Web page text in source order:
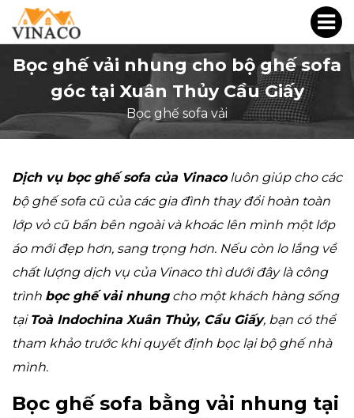
Bọc ghế vải nhung cho bộ ghế sofa
góc tại Xuân Thủy Cầu Giấy
Bọc ghế sofa vải
Dịch vụ bọc ghế sofa của Vinacoluôn giúp cho các
bộ ghế sofa cũ của các gia đình thay đổi hoàn toàn
lớp vỏ cũ bẩn bên ngoài và khoác lên mình một lớp
áo mới đẹp hơn, sang trọng hơn. Nếu còn lo lắng về
chất lượng dịch vụ của Vinaco thì dưới đây là công
trình bọc ghế vải nhungcho một khách hàng sống
tại Toà Indochina Xuân Thủy, Cầu Giấy, bạn có thể
tham khảo trước khi quyết định bọc lại bộ ghế nhà
mình.
Bọc ghế sofa bằng vải nhung tại